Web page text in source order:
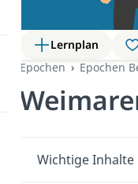
Lernplan
Epochen
Epochen
Wichtige Inhalte